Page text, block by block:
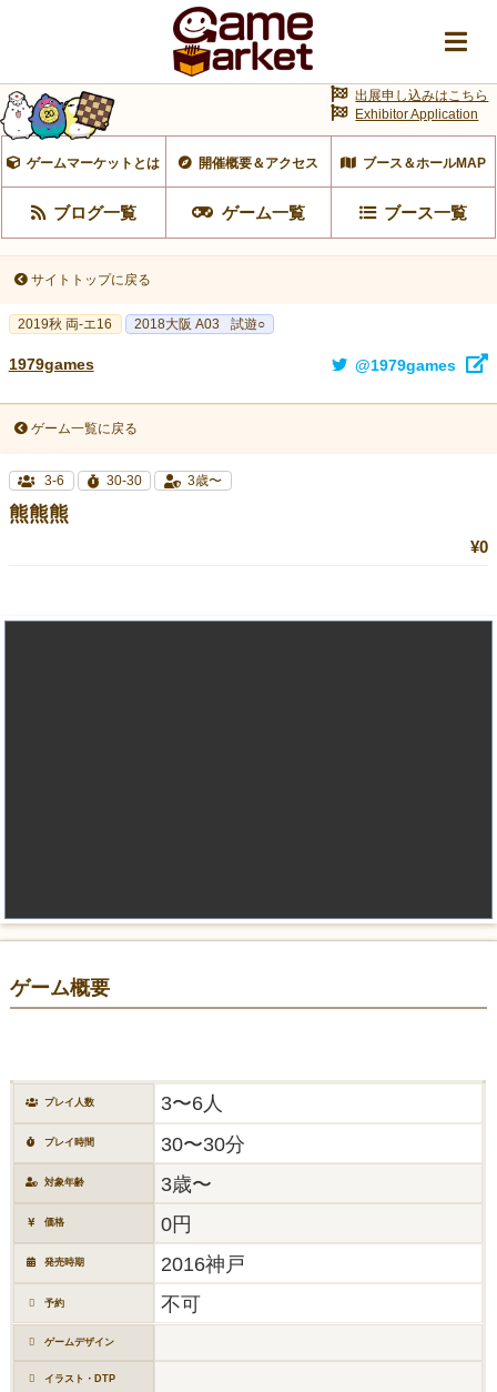
ゲームマーケットとは 開催概要＆アクセス ブース＆ホールMAP
ブログ一覧 ゲーム一覧 ブース一覧
出展申し込みはこちら
Exhibitor Application
サイトトップに戻る
2019秋 両-エ16 2018大阪 A03 試遊○
1979games @1979games
ゲーム一覧に戻る
3-6 30-30 3歳〜
熊熊熊
¥0
ゲーム概要
プレイ人数 3〜6人
プレイ時間 30〜30分
対象年齢 3歳〜
価格 0円
発売時期 2016神戸
予約 不可
ゲームデザイン
イラスト・DTP